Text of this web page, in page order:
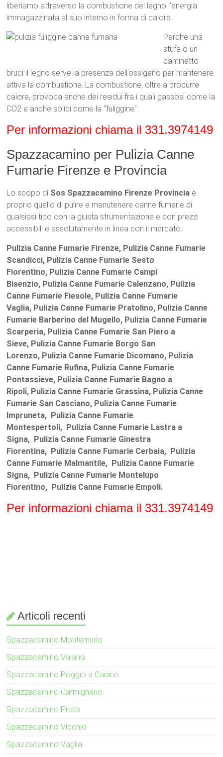
liberiamo attraverso la combustione del legno l’energia
immagazzinata al suo interno in forma di calore.
Perché una
stufa o un
caminetto
bruci il legno serve la presenza dell’ossigeno per mantenere
attiva la combustione. La combustione, oltre a produrre
calore, provoca anche dei residui fra i quali gassosi come la
CO2 e anche solidi come la “fuliggine”.
Per informazioni chiama il 331.3974149
Spazzacamino per Pulizia Canne
Fumarie Firenze e Provincia
Lo scopo di Sos Spazzacamino Firenze Provincia è
proprio quello di pulire e manutenere canne fumarie di
qualsiasi tipo con la giusta strumentazione e con prezzi
accessibili e assolutamente in linea con il mercato.
Pulizia Canne Fumarie Firenze, Pulizia Canne Fumarie
Scandicci, Pulizia Canne Fumarie Sesto
Fiorentino, Pulizia Canne Fumarie Campi
Bisenzio, Pulizia Canne Fumarie Calenzano, Pulizia
Canne Fumarie Fiesole, Pulizia Canne Fumarie
Vaglia, Pulizia Canne Fumarie Pratolino, Pulizia Canne
Fumarie Barberino del Mugello, Pulizia Canne Fumarie
Scarperia, Pulizia Canne Fumarie San Piero a
Sieve, Pulizia Canne Fumarie Borgo San
Lorenzo, Pulizia Canne Fumarie Dicomano, Pulizia
Canne Fumarie Rufina, Pulizia Canne Fumarie
Pontassieve, Pulizia Canne Fumarie Bagno a
Ripoli, Pulizia Canne Fumarie Grassina, Pulizia Canne
Fumarie San Casciano, Pulizia Canne Fumarie
Impruneta, Pulizia Canne Fumarie
Montespertoli, Pulizia Canne Fumarie Lastra a
Signa, Pulizia Canne Fumarie Ginestra
Fiorentina, Pulizia Canne Fumarie Cerbaia, Pulizia
Canne Fumarie Malmantile, Pulizia Canne Fumarie
Signa, Pulizia Canne Fumarie Montelupo
Fiorentino, Pulizia Canne Fumarie Empoli.
Per informazioni chiama il 331.3974149
Articoli recenti
Spazzacamino Montemurlo
Spazzacamino Vaiano
Spazzacamino Poggio a Caiano
Spazzacamino Carmignano
Spazzacamino Prato
Spazzacamino Vicchio
Spazzacamino Vaglia